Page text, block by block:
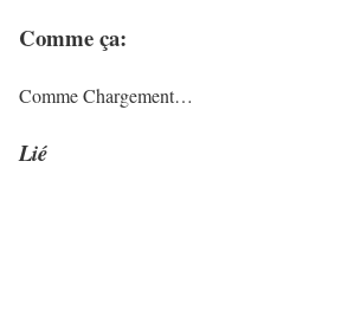
Comme ça:
CommeChargement…
Lié